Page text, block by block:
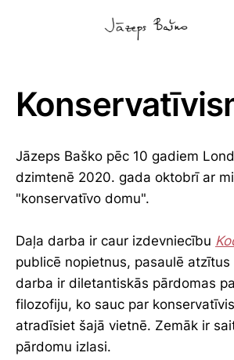
Jāzeps Baško pēc 10 gadiem
dzimtenē 2020. gada oktobrī ar
"konservatīvo domu".
Daļa darba ir caur izdevniecību
publicē nopietnus, pasaulē atzītus
darba ir diletantiskās pārdomas
filozofiju, ko sauc par
atradīsiet šajā vietnē. Zemāk ir
pārdomu izlasi.